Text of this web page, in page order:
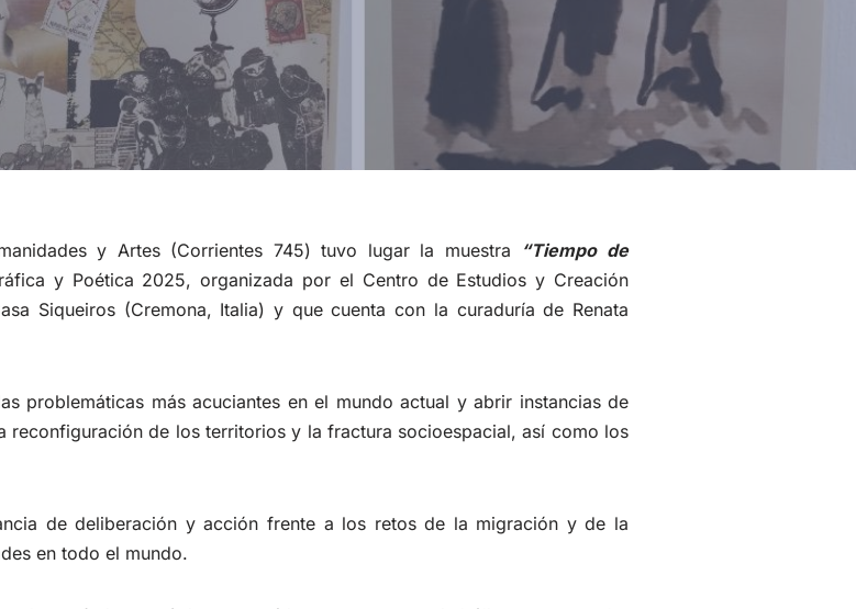
y Artes (Corrientes 745) tuvo lugar la muestra
“Tiempo de
y Poética 2025, organizada por el Centro de Estudios y Creación
Siqueiros (Cremona, Italia) y que cuenta con la curaduría de Renata
problemáticas más acuciantes en el mundo actual y abrir instancias de
de los territorios y la fractura socioespacial, así como los
de deliberación y acción frente a los retos de la migración y de la
en todo el mundo.